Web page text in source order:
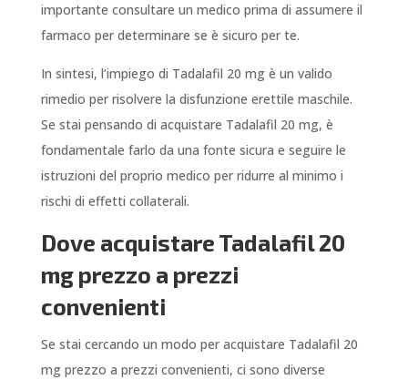
importante consultare un medico prima di assumere il
farmaco per determinare se è sicuro per te.
In sintesi, l’impiego di Tadalafil 20 mg è un valido
rimedio per risolvere la disfunzione erettile maschile.
Se stai pensando di acquistare Tadalafil 20 mg, è
fondamentale farlo da una fonte sicura e seguire le
istruzioni del proprio medico per ridurre al minimo i
rischi di effetti collaterali.
Dove acquistare Tadalafil 20
mg prezzo a prezzi
convenienti
Se stai cercando un modo per acquistare Tadalafil 20
mg prezzo a prezzi convenienti, ci sono diverse